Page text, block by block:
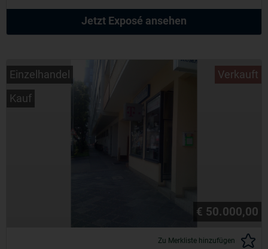
Jetzt Exposé ansehen
Einzelhandel
Kauf
€ 50.000,00
Verkauft
Zu Merkliste hinzufügen